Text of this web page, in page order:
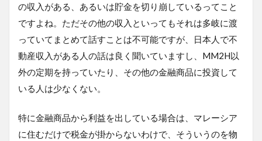
の収入がある、あるいは貯金を切り崩しているってこと
ですよね。ただその他の収入といってもそれは多岐に渡
っていてまとめて話すことは不可能ですが、日本人で不
動産収入がある人の話は良く聞いていますし、MM2H以
外の定期を持っていたり、その他の金融商品に投資して
いる人は少なくない。
特に金融商品から利益を出している場合は、マレーシア
に住むだけで税金が掛からないわけで、そういうのを物